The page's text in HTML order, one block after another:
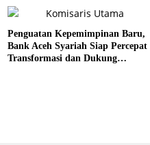
Penguatan Kepemimpinan Baru,
Bank Aceh Syariah Siap Percepat
Transformasi dan Dukung